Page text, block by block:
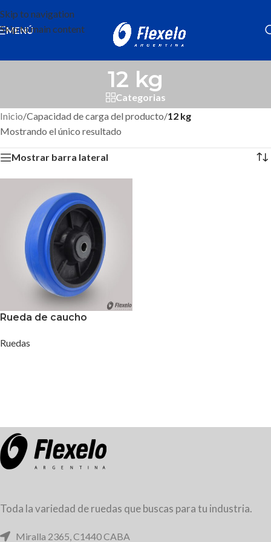
Skip to navigation
Skip to main content
MENÚ
12 kg
Categorias
Inicio/Capacidad de carga del producto/12 kg
Mostrando el único resultado
Mostrar barra lateral
Rueda de caucho
Ruedas
Toda la variedad de ruedas que buscas para tu industria.
Miralla 2365, C1440 CABA